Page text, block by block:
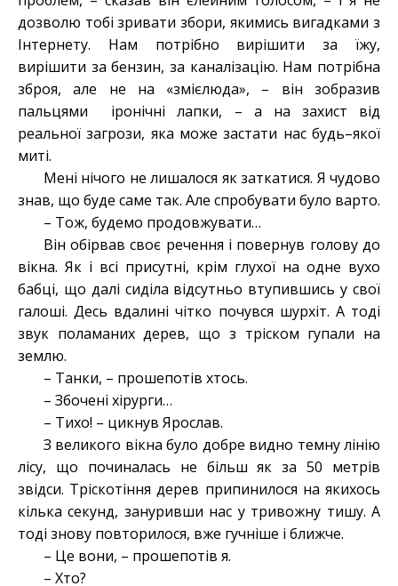
дозволю тобі зривати збори, якимись вигадками з
Інтернету. Нам потрібно вирішити за їжу,
вирішити за бензин, за каналізацію. Нам потрібна
зброя, але не на «змієлюда», – він зобразив
пальцями іронічні лапки, – а на захист від
реальної загрози, яка може застати нас будь–якої
миті.
Мені нічого не лишалося як заткатися. Я чудово
знав, що буде саме так. Але спробувати було варто.
– Тож, будемо продовжувати…
Він обірвав своє речення і повернув голову до
вікна. Як і всі присутні, крім глухої на одне вухо
бабці, що далі сиділа відсутньо втупившись у свої
галоші. Десь вдалині чітко почувся шурхіт. А тоді
звук поламаних дерев, що з тріском гупали на
землю.
– Танки, – прошепотів хтось.
– Збочені хірурги…
– Тихо! – цикнув Ярослав.
З великого вікна було добре видно темну лінію
лісу, що починалась не більш як за 50 метрів
звідси. Тріскотіння дерев припинилося на якихось
кілька секунд, зануривши нас у тривожну тишу. А
тоді знову повторилося, вже гучніше і ближче.
– Це вони, – прошепотів я.
– Хто?